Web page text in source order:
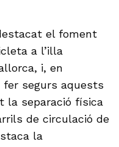
el foment
a l’illa
i, en
segurs aquests
la separació física
de circulació de
la